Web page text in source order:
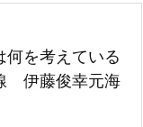
何を考えている
伊藤俊幸元海